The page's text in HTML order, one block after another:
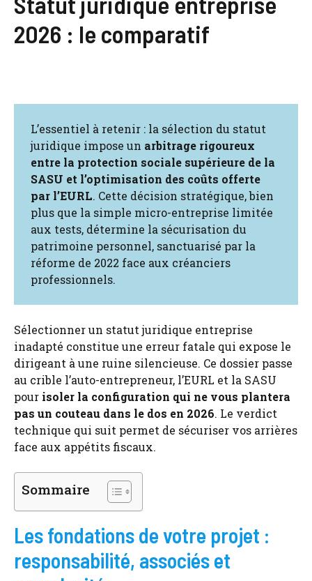
2026 : le comparatif
L’essentiel à retenir : la sélection du statut
juridique impose un arbitrage rigoureux
entre la protection sociale supérieure de la
SASU et l’optimisation des coûts offerte
par l’EURL. Cette décision stratégique, bien
plus que la simple micro-entreprise limitée
aux tests, détermine la sécurisation du
patrimoine personnel, sanctuarisé par la
réforme de 2022 face aux créanciers
professionnels.
Sélectionner un statut juridique entreprise
inadapté constitue une erreur fatale qui expose le
dirigeant à une ruine silencieuse. Ce dossier passe
au crible l’auto-entrepreneur, l’EURL et la SASU
pour isoler la configuration qui ne vous plantera
pas un couteau dans le dos en 2026. Le verdict
technique qui suit permet de sécuriser vos arrières
face aux appétits fiscaux.
Sommaire
Les fondations de votre projet :
responsabilité, associés et